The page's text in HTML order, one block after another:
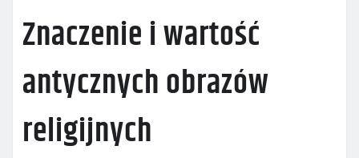
Znaczenie i wartość
antycznych obrazów
religijnych